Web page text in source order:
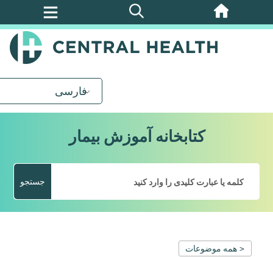
پرش
فارسی
کتابخانه آموزش بیمار
جستجو
< همه موضوعات